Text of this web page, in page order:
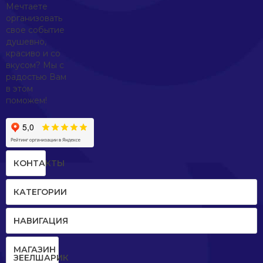
Мечтаете
организовать
свое событие
душевно,
красиво и со
вкусом? Мы с
радостью Вам
в этом
поможем!
КОНТАКТЫ
КАТЕГОРИИ
НАВИГАЦИЯ
МАГАЗИН
ЗЕЕЛШАРИК